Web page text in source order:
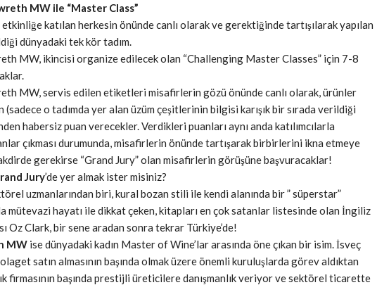
MW ile “Master Class”
katılan herkesin önünde canlı olarak ve gerektiğinde tartışılarak yapılan
dünyadaki tek kör tadım.
MW, ikincisi organize edilecek olan “Challenging Master Classes” için 7-8
MW, servis edilen etiketleri misafirlerin gözü önünde canlı olarak, ürünler
(sadece o tadımda yer alan üzüm çeşitlerinin bilgisi karışık bir sırada verildiği
habersiz puan verecekler. Verdikleri puanları aynı anda katılımcılarla
çıkması durumunda, misafirlerin önünde tartışarak birbirlerini ikna etmeye
gerekirse “Grand Jury” olan misafirlerin görüşüne başvuracaklar!
Jury’de yer almak ister misiniz?
uzmanlarından biri, kural bozan stili ile kendi alanında bir ” süperstar”
mütevazi hayatı ile dikkat çeken, kitapları en çok satanlar listesinde olan İngiliz
Oz Clark, bir sene aradan sonra tekrar Türkiye’de!
MW ise dünyadaki kadın Master of Wine’lar arasında öne çıkan bir isim. İsveç
satın almasının başında olmak üzere önemli kuruluşlarda görev aldıktan
firmasının başında prestijli üreticilere danışmanlık veriyor ve sektörel ticarette